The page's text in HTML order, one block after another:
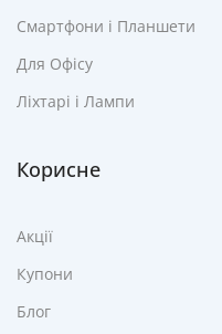
Смартфони і Планшети
Для Офісу
Ліхтарі і Лампи
Корисне
Акції
Купони
Блог